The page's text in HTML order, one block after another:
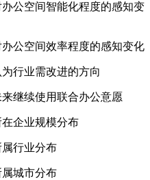
公空间智能化程度的感知变
公空间效率程度的感知变化
行业需改进的方向
继续使用联合办公意愿
企业规模分布
行业分布
城市分布